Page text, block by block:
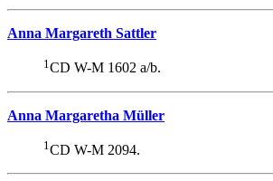
Anna Margareth Sattler
1 CD W-M 1602 a/b.
Anna Margaretha Müller
1 CD W-M 2094.